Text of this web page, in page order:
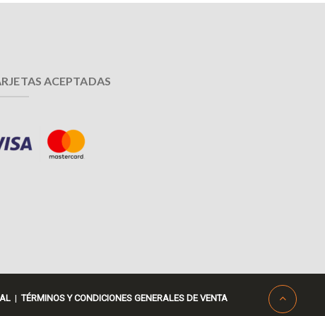
ACEPTADAS
|TÉRMINOS Y CONDICIONES GENERALES DE VENTA